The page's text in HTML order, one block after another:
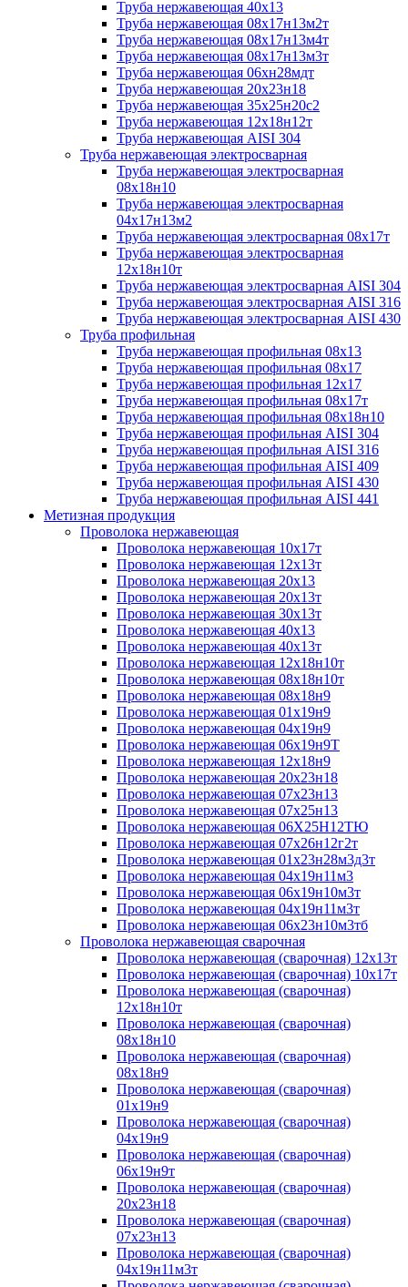
Труба нержавеющая 40х13
Труба нержавеющая 08х17н13м2т
Труба нержавеющая 08х17н13м4т
Труба нержавеющая 08х17н13м3т
Труба нержавеющая 06хн28мдт
Труба нержавеющая 20х23н18
Труба нержавеющая 35х25н20с2
Труба нержавеющая 12х18н12т
Труба нержавеющая AISI 304
Труба нержавеющая электросварная
Труба нержавеющая электросварная
08х18н10
Труба нержавеющая электросварная
04х17н13м2
Труба нержавеющая электросварная 08х17т
Труба нержавеющая электросварная
12х18н10т
Труба нержавеющая электросварная AISI 304
Труба нержавеющая электросварная AISI 316
Труба нержавеющая электросварная AISI 430
Труба профильная
Труба нержавеющая профильная 08х13
Труба нержавеющая профильная 08х17
Труба нержавеющая профильная 12х17
Труба нержавеющая профильная 08х17т
Труба нержавеющая профильная 08х18н10
Труба нержавеющая профильная AISI 304
Труба нержавеющая профильная AISI 316
Труба нержавеющая профильная AISI 409
Труба нержавеющая профильная AISI 430
Труба нержавеющая профильная AISI 441
Метизная продукция
Проволока нержавеющая
Проволока нержавеющая 10х17т
Проволока нержавеющая 12х13т
Проволока нержавеющая 20х13
Проволока нержавеющая 20х13т
Проволока нержавеющая 30х13т
Проволока нержавеющая 40х13
Проволока нержавеющая 40х13т
Проволока нержавеющая 12х18н10т
Проволока нержавеющая 08х18н10т
Проволока нержавеющая 08х18н9
Проволока нержавеющая 01х19н9
Проволока нержавеющая 04х19н9
Проволока нержавеющая 06х19н9Т
Проволока нержавеющая 12х18н9
Проволока нержавеющая 20х23н18
Проволока нержавеющая 07х23н13
Проволока нержавеющая 07х25н13
Проволока нержавеющая 06Х25Н12ТЮ
Проволока нержавеющая 07х26н12г2т
Проволока нержавеющая 01х23н28м3д3т
Проволока нержавеющая 04х19н11м3
Проволока нержавеющая 06х19н10м3т
Проволока нержавеющая 04х19н11м3т
Проволока нержавеющая 06х23н10м3тб
Проволока нержавеющая сварочная
Проволока нержавеющая (сварочная) 12х13т
Проволока нержавеющая (сварочная) 10х17т
Проволока нержавеющая (сварочная)
12х18н10т
Проволока нержавеющая (сварочная)
08х18н10
Проволока нержавеющая (сварочная)
08х18н9
Проволока нержавеющая (сварочная)
01х19н9
Проволока нержавеющая (сварочная)
04х19н9
Проволока нержавеющая (сварочная)
06х19н9т
Проволока нержавеющая (сварочная)
20х23н18
Проволока нержавеющая (сварочная)
07х23н13
Проволока нержавеющая (сварочная)
04х19н11м3т